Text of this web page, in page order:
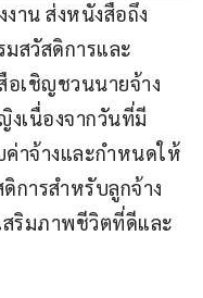
าน ส่งหนังสือถึง
สวัสดิการและ
อเชิญชวนนายจ้าง
เนื่องจากวันที่มี
ค่าจ้างและกำหนดให้
การสำหรับลูกจ้าง
สริมภาพชีวิตที่ดีและ